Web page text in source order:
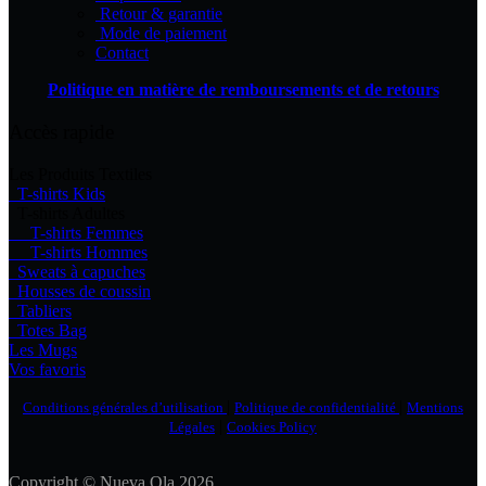
Retour & garantie
Mode de paiement
Contact
Politique en matière de remboursements et de retours
T-shirts Kids
T-shirts Femmes
T-shirts Hommes
Sweats à capuches
Housses de coussin
Tabliers
Totes Bag
Les Mugs
Vos favoris
Conditions générales d’utilisation Politique de confidentialité
Mentions
Légales
Cookies Policy
Copyright © Nueva Ola 2026.